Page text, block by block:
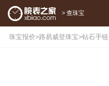
> 查珠宝
珠宝报价>路易威登珠宝>钻石手链